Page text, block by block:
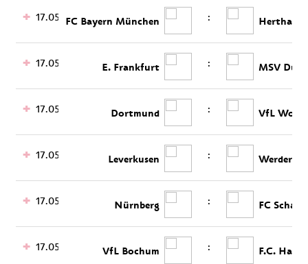
17.05. FC Bayern München : Hertha
17.05. E. Frankfurt : MSV
17.05. Dortmund : VfL
17.05. Leverkusen : Werder
17.05. Nürnberg : FC
17.05. VfL Bochum : F.C.